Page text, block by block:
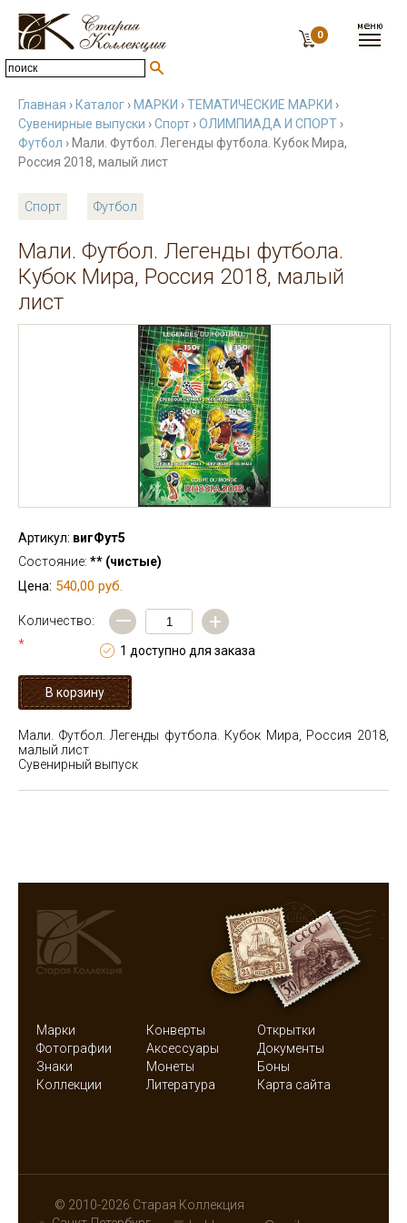
0
Главная › Каталог › МАРКИ ›ТЕМАТИЧЕСКИЕ МАРКИ ›
Сувенирные выпуски ›Спорт ›ОЛИМПИАДА И СПОРТ ›
Футбол › Мали. Футбол. Легенды футбола. Кубок Мира,
Россия 2018, малый лист
Спорт Футбол
Мали. Футбол. Легенды футбола.
Кубок Мира, Россия 2018, малый
лист
Артикул: вигФут5
Состояние: ** (чистые)
Цена: 540,00 руб.
Количество:
*
— +
1 доступно для заказа
Мали. Футбол. Легенды футбола. Кубок Мира, Россия 2018,
малый лист
Сувенирный выпуск
Марки Конверты
Открытки
Фотографии
Аксессуары
Документы
Знаки
Монеты
Боны
Коллекции
Литература Карта сайта
© 2010-2026 Старая Коллекция